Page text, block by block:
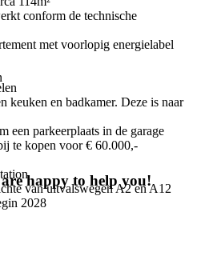
conform de technische
met voorlopig energielabel
keuken en badkamer. Deze is naar
een parkeerplaats in de garage
te kopen voor € 60.000,-
van uitvalswegen A2 en A12
2028
happy to help you!